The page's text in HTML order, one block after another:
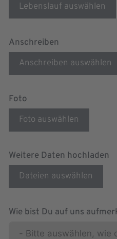
Lebenslauf auswählen
Anschreiben
Anschreiben auswählen
Foto
Foto auswählen
Weitere Daten hochladen
Dateien auswählen
Wie bist Du auf uns